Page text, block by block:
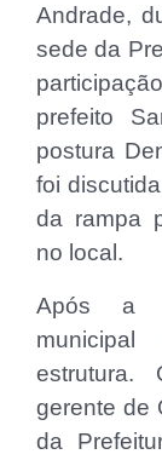
Andrade,
sede da
prefeito
postura
foi
da rampa
no local.
Após a
estrutura.
gerente de
da